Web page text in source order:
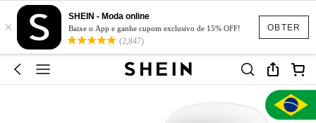
OBTER
×
SHEIN - Moda online
Baixe o App e ganhe cupom exclusivo de 15% OFF!
(2,847)